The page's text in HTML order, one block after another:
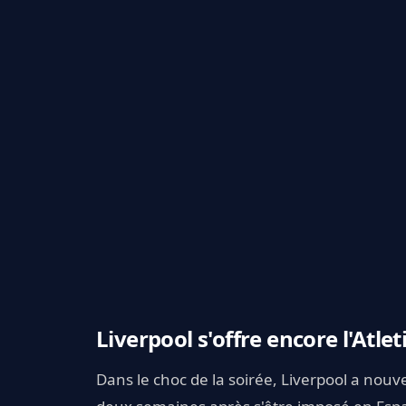
Liverpool s'offre encore
Dans le choc de la soirée, Liverpool a